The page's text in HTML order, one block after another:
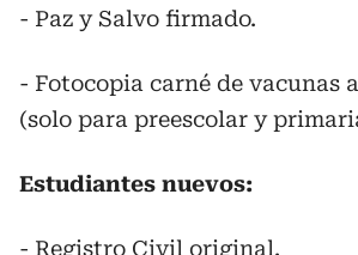
- Paz y Salvo firmado.
- Fotocopia carné de vacunas
(solo para preescolar y
Estudiantes nuevos:
- Registro Civil original.